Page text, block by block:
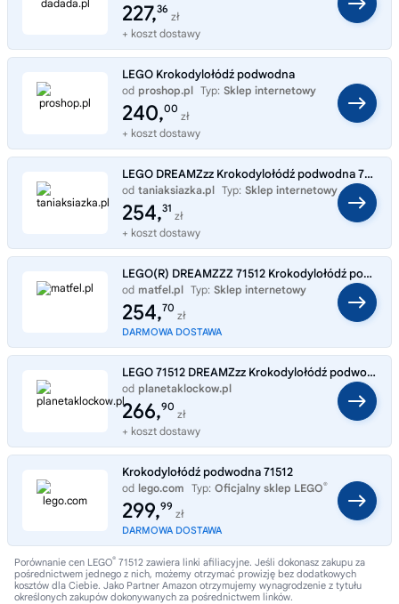
227,36
zł
+ koszt dostawy
LEGO Krokodylołódź podwodna
od proshop.pl Typ: Sklep internetowy
240,00
zł
+ koszt dostawy
LEGO DREAMZzz Krokodylołódź podwodna 71512
od taniaksiazka.pl Typ: Sklep internetowy
254,31
zł
+ koszt dostawy
LEGO(R) DREAMZZZ 71512 Krokodylołódź podwodna
od matfel.pl Typ: Sklep internetowy
254,70
zł
DARMOWA DOSTAWA
LEGO 71512 DREAMZzz Krokodylołódź podwodna
od planetaklockow.pl
Typ: Sklep internetowy
266,90
zł
+ koszt dostawy
Krokodylołódź podwodna 71512
od lego.com Typ: Oficjalny sklep LEGO®
299,99
zł
DARMOWA DOSTAWA
Porównanie cen LEGO® 71512 zawiera linki afiliacyjne. Jeśli dokonasz zakupu za
pośrednictwem jednego z nich, możemy otrzymać prowizję bez dodatkowych
kosztów dla Ciebie. Jako Partner Amazon otrzymujemy wynagrodzenie z tytułu
określonych zakupów dokonywanych za pośrednictwem linków.